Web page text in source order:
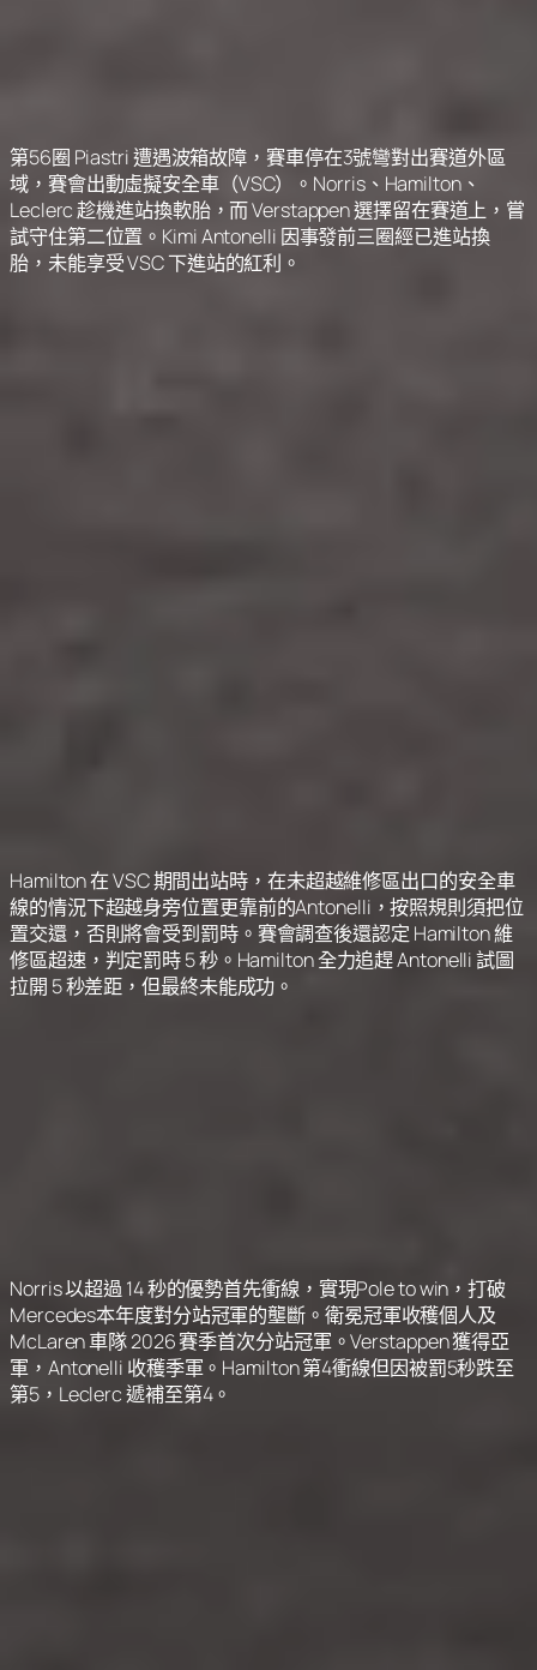
第56圈 Piastri 遭遇波箱故障，賽車停在3號彎對出賽道外區
域，賽會出動虛擬安全車（VSC）。Norris、Hamilton、
Leclerc 趁機進站換軟胎，而 Verstappen 選擇留在賽道上，嘗
試守住第二位置。Kimi Antonelli 因事發前三圈經已進站換
胎，未能享受 VSC 下進站的紅利。
Hamilton 在 VSC 期間出站時，在未超越維修區出口的安全車
線的情況下超越身旁位置更靠前的Antonelli，按照規則須把位
置交還，否則將會受到罰時。賽會調查後還認定 Hamilton 維
修區超速，判定罰時 5 秒。Hamilton 全力追趕 Antonelli 試圖
拉開 5 秒差距，但最終未能成功。
Norris 以超過 14 秒的優勢首先衝線，實現Pole to win，打破
Mercedes本年度對分站冠軍的壟斷。衛冕冠軍收穫個人及
McLaren 車隊 2026 賽季首次分站冠軍。Verstappen 獲得亞
軍，Antonelli 收穫季軍。Hamilton 第4衝線但因被罰5秒跌至
第5，Leclerc 遞補至第4。